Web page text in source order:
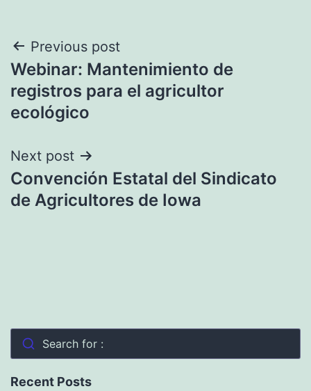
Navegación
de
entradas
Previous post
Webinar: Mantenimiento de
registros para el agricultor
ecológico
Next post
Convención Estatal del Sindicato
de Agricultores de Iowa
Search for :
Recent Posts